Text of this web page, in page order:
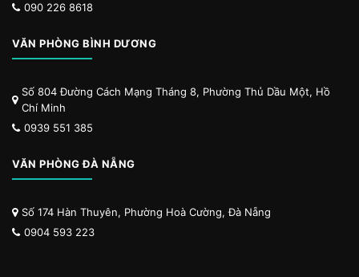
090 226 8618
VĂN PHÒNG BÌNH DƯƠNG
Số 804 Đường Cách Mạng Tháng 8, Phường Thủ Dầu Một, Hồ
Chí Minh
0939 551 385
VĂN PHÒNG ĐÀ NẴNG
Số 174 Hàn Thuyên, Phường Hoà Cường, Đà Nẵng
0904 593 223